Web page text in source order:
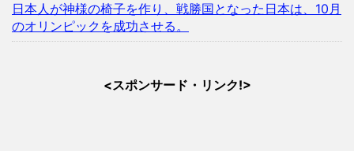
日本人が神様の椅子を作り、戦勝国となった日本は、10月
のオリンピックを成功させる。
<スポンサード・リンク!>